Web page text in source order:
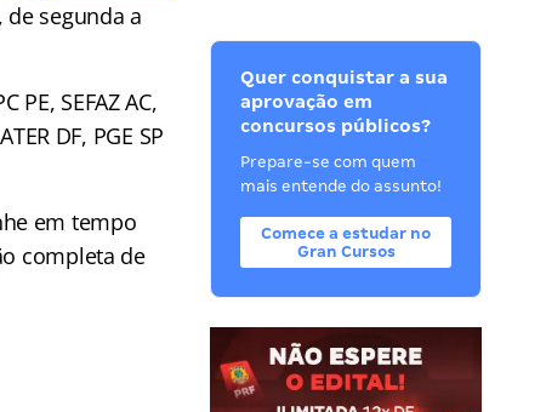
segunda a
SEFAZ AC,
DF, PGE SP
em tempo
completa de
Quer conquistar a sua
aprovação em
concursos públicos?
Prepare-se com quem
mais entende do assunto!
Comece a estudar no
Gran Cursos